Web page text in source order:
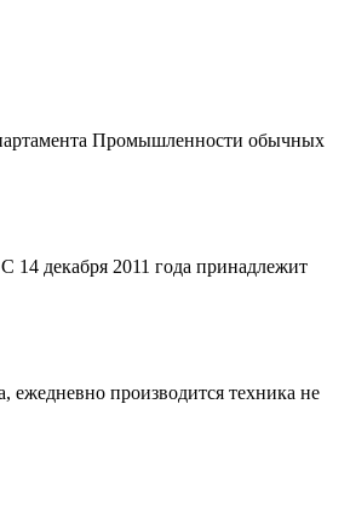
Промышленности обычных
декабря 2011 года принадлежит
ежедневно производится техника не